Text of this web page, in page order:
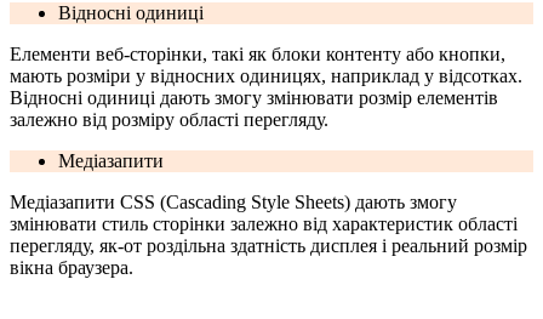
Відносні одиниці
Елементи веб-сторінки, такі як блоки контенту або кнопки,
мають розміри у відносних одиницях, наприклад у відсотках.
Відносні одиниці дають змогу змінювати розмір елементів
залежно від розміру області перегляду.
Медіазапити
Медіазапити CSS (Cascading Style Sheets) дають змогу
змінювати стиль сторінки залежно від характеристик області
перегляду, як-от роздільна здатність дисплея і реальний розмір
вікна браузера.